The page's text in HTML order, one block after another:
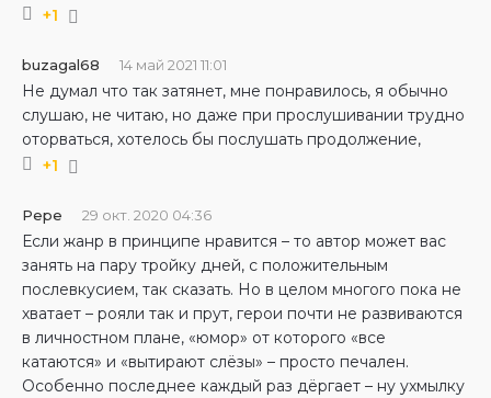
+1
buzagal68 14 май 2021 11:01
Не думал что так затянет, мне понравилось, я обычно
слушаю, не читаю, но даже при прослушивании трудно
оторваться, хотелось бы послушать продолжение,
+1
Pepe 29 окт. 2020 04:36
Если жанр в принципе нравится – то автор может вас
занять на пару тройку дней, с положительным
послевкусием, так сказать. Но в целом многого пока не
хватает – рояли так и прут, герои почти не развиваются
в личностном плане, «юмор» от которого «все
катаются» и «вытирают слёзы» – просто печален.
Особенно последнее каждый раз дёргает – ну ухмылку